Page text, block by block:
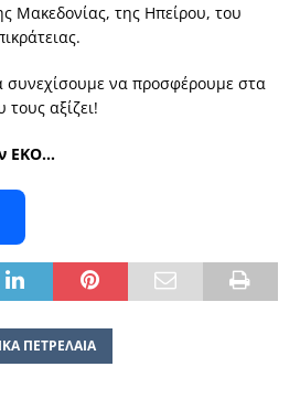
Μακεδονίας, της Ηπείρου, του
συνεχίσουμε να προσφέρουμε στα
αξίζει!
ΕΚΟ…
ΠΕΤΡΕΛΑΙΑ